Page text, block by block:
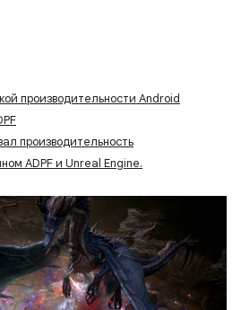
производительности Android
производительность
ADPF и Unreal Engine.